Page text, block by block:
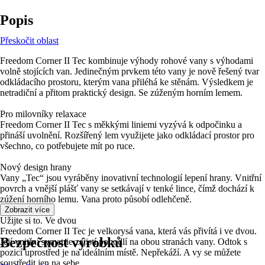
Popis
Přeskočit oblast
Freedom Corner II Tec kombinuje výhody rohové vany s výhodami
volně stojících van. Jedinečným prvkem této vany je nově řešený tvar
odkládacího prostoru, kterým vana přiléhá ke stěnám. Výsledkem je
netradiční a přitom praktický design. Se zúženým horním lemem.
Pro milovníky relaxace
Freedom Corner II Tec s měkkými liniemi vyzývá k odpočinku a
přináší uvolnění. Rozšířený lem využijete jako odkládací prostor pro
všechno, co potřebujete mít po ruce.
Nový design hrany
Vany „Tec“ jsou vyráběny inovativní technologií lepení hrany. Vnitřní
povrch a vnější plášť vany se setkávají v tenké lince, čímž dochází k
zúžení horního lemu. Vana proto působí odlehčeně.
Užijte si to. Ve dvou
Freedom Corner II Tec je velkorysá vana, která vás přivítá i ve dvou.
Její vnitřní symetrie zajistí pohodlí na obou stranách vany. Odtok s
pozicí uprostřed je na ideálním místě. Nepřekáží. A vy se můžete
soustředit jen na sebe.
Zobrazit více
Bezpečnost výrobků